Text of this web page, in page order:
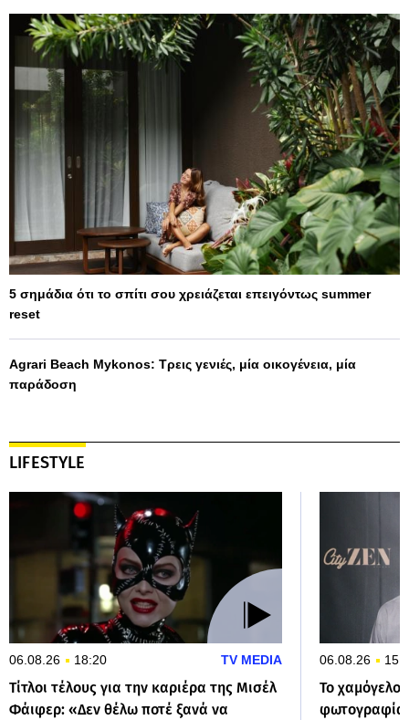
5 σημάδια ότι το σπίτι σου χρειάζεται επειγόντως summer
reset
Agrari Beach Mykonos: Τρεις γενιές, μία οικογένεια, μία
παράδοση
LIFESTYLE
06.08.26 18:20 TV MEDIA
Τίτλοι τέλους για την καριέρα της Μισέλ
Φάιφερ: «Δεν θέλω ποτέ ξανά να
06.08.26
Το χαμόγελο
φωτογραφία